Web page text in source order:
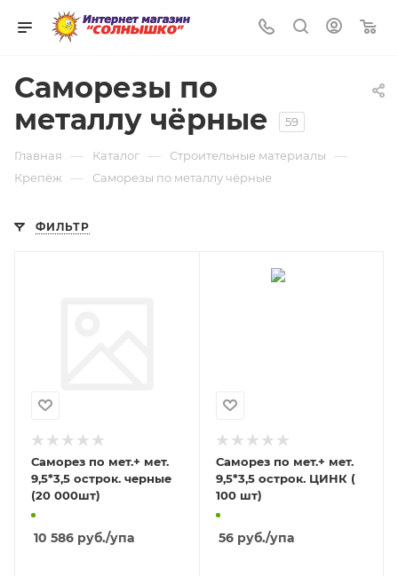
Саморезы по
металлу чёрные
59
Главная — Каталог — Строительные материалы —
Крепёж — Саморезы по металлу чёрные
ФИЛЬТР
Саморез по мет.+ мет.
9,5*3,5 острок. черные
(20 000шт)
10 586 руб./упа
Саморез по мет.+ мет.
9,5*3,5 острок. ЦИНК (
100 шт)
56руб./упа